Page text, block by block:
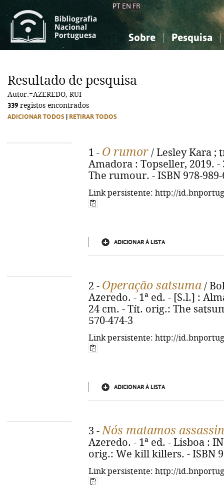
PT EN FR
Sobre Pesquisa
Ciências sociais...
Ciências sociais...
Resultado de pesquisa
Autor:=AZEREDO, RUI
339 registos encontrados
ADICIONAR TODOS RETIRAR TODOS
1 - O rumor / Lesley Kara ;
Amadora : Topseller, 2019.
The rumour. - ISBN 978-989-
Link persistente: http://
ADICIONAR À LISTA
2 - Operação satsuma /
Azeredo. - 1ª ed. - [S.l.] :
24 cm. - Tít. orig.: The
570-474-3
Link persistente: http://
ADICIONAR À LISTA
3 -Nós matamos
Azeredo. - 1ª ed. - Lisboa :
orig.: We kill killers. - ISBN
Link persistente: http://